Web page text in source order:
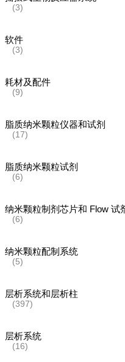
(3)
软件
(3)
耗材及配件
(9)
脂质纳米颗粒仪器和试剂
(17)
脂质纳米颗粒试剂
(6)
纳米颗粒制剂芯片和 Flow 试
(6)
纳米颗粒配制系统
(5)
层析系统和层析柱
(397)
层析系统
(16)